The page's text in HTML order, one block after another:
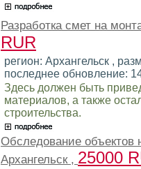
Разработка смет на
RUR
регион: Архангельск ,
последнее обновление:
Здесь должен быть
материалов, а также
строительства.
Обследование объектов
Архангельск , 25000